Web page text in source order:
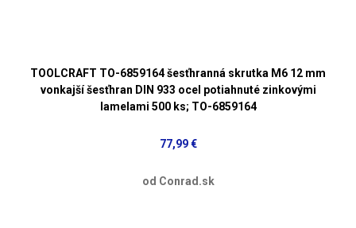
TOOLCRAFT TO-6859164 šesťhranná skrutka M6 12 mm
vonkajší šesťhran DIN 933 ocel potiahnuté zinkovými
lamelami 500 ks; TO-6859164
77,99 €
od Conrad.sk